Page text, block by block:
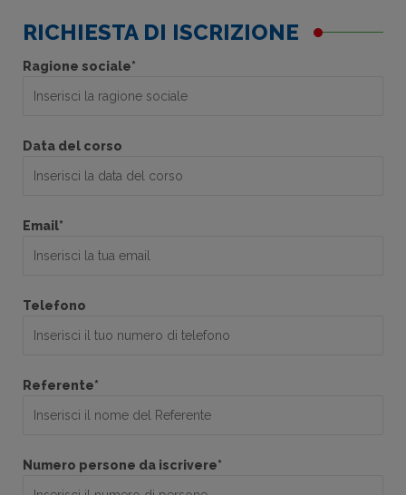
RICHIESTA DI ISCRIZIONE
Ragione sociale*
Data del corso
Email*
Telefono
Referente*
Numero persone da iscrivere*